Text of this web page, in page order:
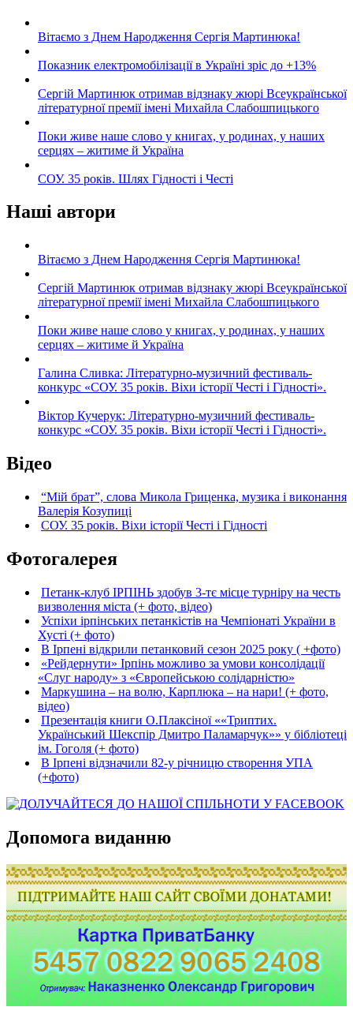
Вітаємо з Днем Народження Сергія Мартинюка!
Показник електромобілізації в Україні зріс до +13%
Сергій Мартинюк отримав відзнаку жюрі Всеукраїнської
літературної премії імені Михайла Слабошпицького
Поки живе наше слово у книгах, у родинах, у наших
серцях – житиме й Україна
СОУ. 35 років. Шлях Гідності і Честі
Наші автори
Вітаємо з Днем Народження Сергія Мартинюка!
Сергій Мартинюк отримав відзнаку жюрі Всеукраїнської
літературної премії імені Михайла Слабошпицького
Поки живе наше слово у книгах, у родинах, у наших
серцях – житиме й Україна
Галина Сливка: Літературно-музичний фестиваль-
конкурс «СОУ. 35 років. Віхи історії Честі і Гідності».
Віктор Кучерук: Літературно-музичний фестиваль-
конкурс «СОУ. 35 років. Віхи історії Честі і Гідності».
Відео
“Мій брат”, слова Микола Гриценка, музика і виконання
Валерія Козупиці
СОУ. 35 років. Віхи історії Честі і Гідності
Фотогалерея
Петанк-клуб ІРПІНЬ здобув 3-тє місце турніру на честь
визволення міста (+ фото, відео)
Успіхи ірпінських петанкістів на Чемпіонаті України в
Хусті (+ фото)
В Ірпені відкрили петанковий сезон 2025 року ( +фото)
«Рейдернути» Ірпінь можливо за умови консолідації
«Слуг народу» з «Європейською солідарністю»
Маркушина – на волю, Карплюка – на нари! (+ фото,
відео)
Презентація книги О.Плаксіної ««Триптих.
Український Шекспір Дмитро Паламарчук»» у бібліотеці
ім. Гоголя (+ фото)
В Ірпені відзначили 82-у річницю створення УПА
(+фото)
Допомога виданню